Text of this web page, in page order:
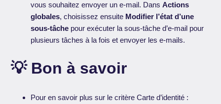
vous souhaitez envoyer un e-mail. DansActions
globales, choisissez ensuite Modifier l’état d’une
sous-tâche pour exécuter la sous-tâche d’e-mail pour
plusieurs tâches à la fois et envoyer les e-mails.
💡 Bon à savoir
Pour en savoir plus sur le critère Carte d’identité :